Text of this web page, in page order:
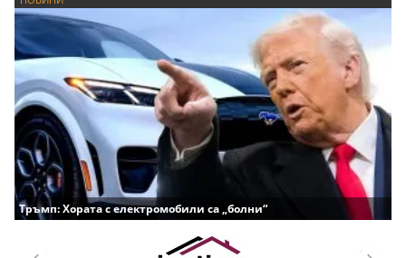
Тръмп: Хората с електромобили са „болни“